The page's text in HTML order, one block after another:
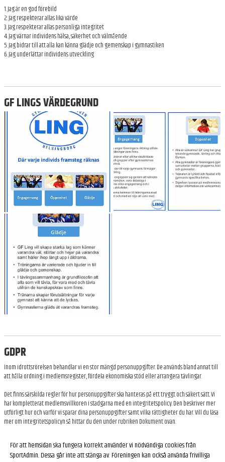
ANMÄLAN
FÖRENINGSKOLLEKTION
VANLIGA FRÅGOR - FAQ
ARKIV
1. Jag är en god förebild
2. Jag respekterar allas lika värde
3. Jag respekterar allas personliga integritet
4. Jag värnar individens hälsa, säkerhet och välmående
5. Jag bidrar till att alla kan känna glädje och gemenskap i gymnastiken
6. Jag underlättar individens utveckling
GF LINGS VÄRDEGRUND
GDPR
Inom idrottsrörelsen behandlar vi en stor mängd personuppgifter. De används bland annat till
att hålla ordning i medlemsregister, fördela ekonomiska stöd eller arrangera tävlingar.
Det finns särskilda regler för hur personuppgifter ska hanteras på ett tryggt och säkert sätt. Vi
har kompletterat medlemsvillkoren i stadgarna med en integritetspolicy. Den beskriver mer
utförligt hur och varför vi sparar dina personuppgifter samt vilka rättigheter du har. Vill du läsa
mer om integritetspolicyn så hittar du den under rubriken Dokument ovan.
För att hemsidan ska fungera korrekt använder vi nödvändiga cookies från
SportAdmin. Dessa går inte att stänga av. Föreningen kan också använda frivilliga